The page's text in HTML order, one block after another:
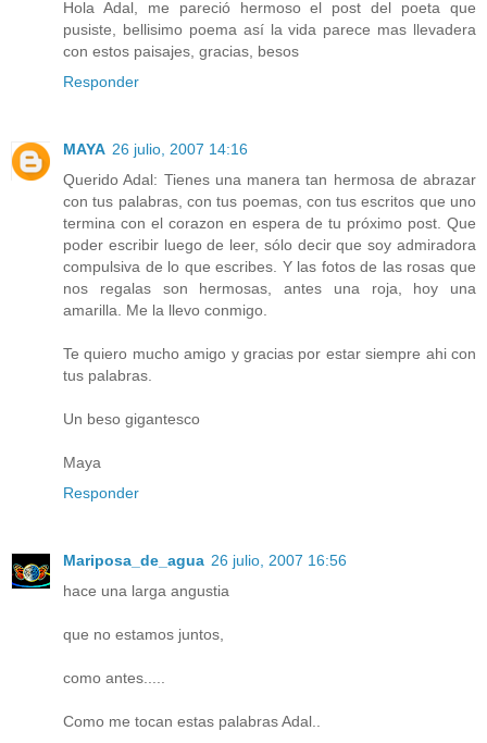
Hola Adal, me pareció hermoso el post del poeta que
pusiste, bellisimo poema así la vida parece mas llevadera
con estos paisajes, gracias, besos
Responder
MAYA 26 julio, 2007 14:16
Querido Adal: Tienes una manera tan hermosa de abrazar
con tus palabras, con tus poemas, con tus escritos que uno
termina con el corazon en espera de tu próximo post. Que
poder escribir luego de leer, sólo decir que soy admiradora
compulsiva de lo que escribes. Y las fotos de las rosas que
nos regalas son hermosas, antes una roja, hoy una
amarilla. Me la llevo conmigo.
Te quiero mucho amigo y gracias por estar siempre ahi con
tus palabras.
Un beso gigantesco
Maya
Responder
Mariposa_de_agua 26 julio, 2007 16:56
hace una larga angustia
que no estamos juntos,
como antes.....
Como me tocan estas palabras Adal..